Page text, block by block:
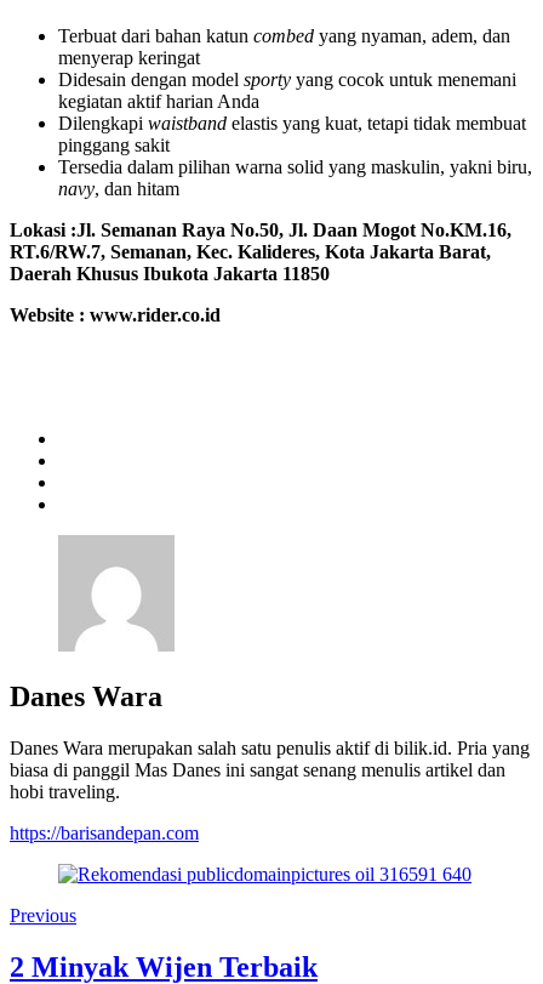
Terbuat dari bahan katun combed yang nyaman, adem, dan
menyerap keringat
Didesain dengan model sporty yang cocok untuk menemani
kegiatan aktif harian Anda
Dilengkapi waistband elastis yang kuat, tetapi tidak membuat
pinggang sakit
Tersedia dalam pilihan warna solid yang maskulin, yakni biru,
navy, dan hitam
Lokasi :Jl. Semanan Raya No.50, Jl. Daan Mogot No.KM.16,
RT.6/RW.7, Semanan, Kec. Kalideres, Kota Jakarta Barat,
Daerah Khusus Ibukota Jakarta 11850
Website : www.rider.co.id
Danes Wara
Danes Wara merupakan salah satu penulis aktif di bilik.id. Pria yang
biasa di panggil Mas Danes ini sangat senang menulis artikel dan
hobi traveling.
https://barisandepan.com
Previous
2 Minyak Wijen Terbaik